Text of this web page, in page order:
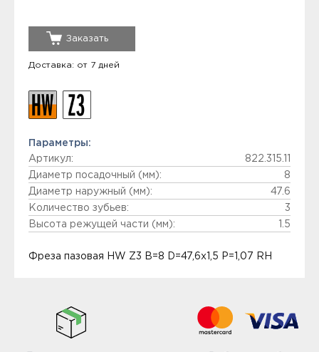
Заказать
Доставка: от 7 дней
Параметры:
Артикул:
822.315.11
Диаметр посадочный (мм):
8
Диаметр наружный (мм):
47.6
Количество зубьев:
3
Высота режущей части (мм):
1.5
Фреза пазовая HW Z3 B=8 D=47,6x1,5 P=1,07 RH